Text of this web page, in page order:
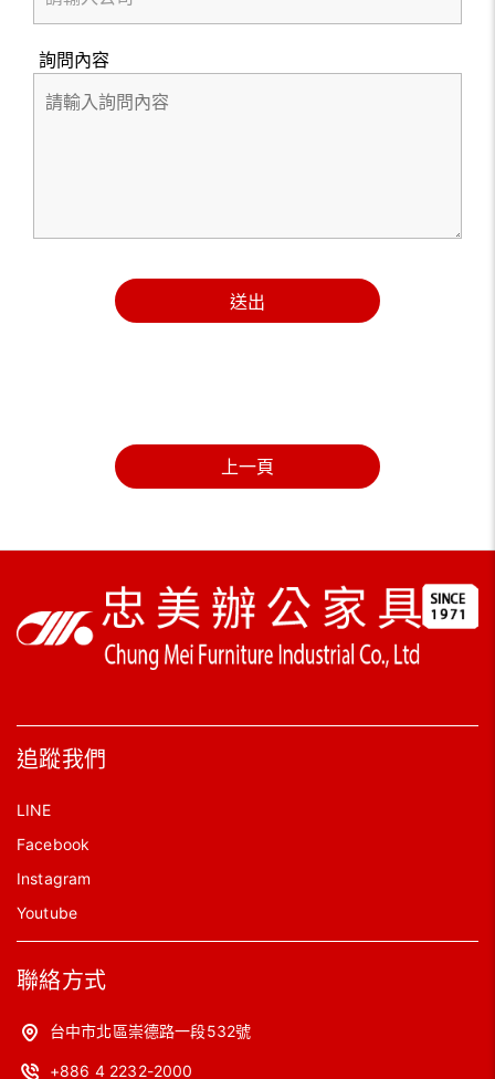
詢問內容
送出
上一頁
追蹤我們
LINE
Facebook
Instagram
Youtube
聯絡方式
台中市北區崇德路一段532號
+886 4 2232-2000